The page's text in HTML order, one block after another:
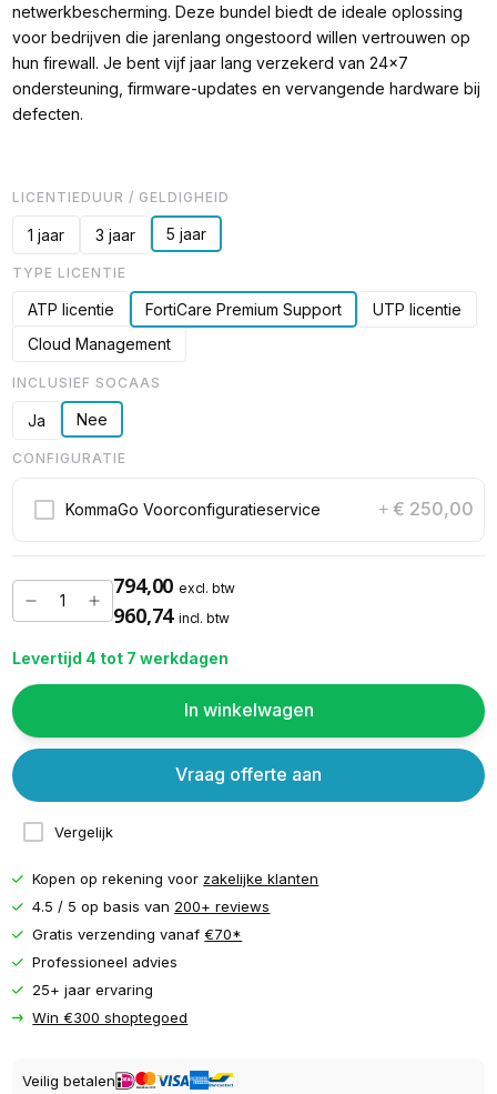
netwerkbescherming. Deze bundel biedt de ideale oplossing
voor bedrijven die jarenlang ongestoord willen vertrouwen op
hun firewall. Je bent vijf jaar lang verzekerd van 24×7
ondersteuning, firmware-updates en vervangende hardware bij
defecten.
LICENTIEDUUR / GELDIGHEID
1 jaar 3 jaar 5 jaar
TYPE LICENTIE
ATP licentie FortiCare Premium Support
UTP licentie
Cloud Management
INCLUSIEF SOCAAS
Ja Nee
CONFIGURATIE
KommaGo Voorconfiguratieservice + € 250,00
794,00 excl. btw
960,74 incl. btw
Levertijd 4 tot 7 werkdagen
In winkelwagen
Vergelijk
Vraag offerte aan
Kopen op rekening voor zakelijke klanten
4.5 / 5 op basis van 200+ reviews
Gratis verzending vanaf€70*
Professioneel advies
25+ jaar ervaring
Win €300 shoptegoed
Veilig betalen